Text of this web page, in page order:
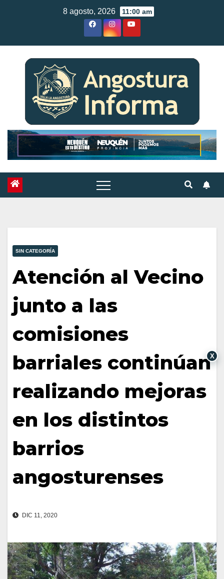
8 agosto, 2026 11:00 am
SIN CATEGORÍA
Atención al Vecino
junto a las
comisiones
barriales continúan
realizando mejoras
en los distintos
barrios
angosturenses
DIC 11, 2020
X